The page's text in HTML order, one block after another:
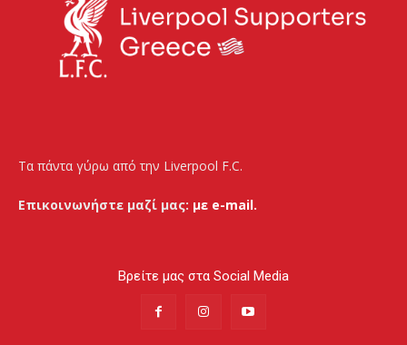
Τα πάντα γύρω από την Liverpool F.C.
Επικοινωνήστε μαζί μας: με e-mail.
Βρείτε μας στα Social Media